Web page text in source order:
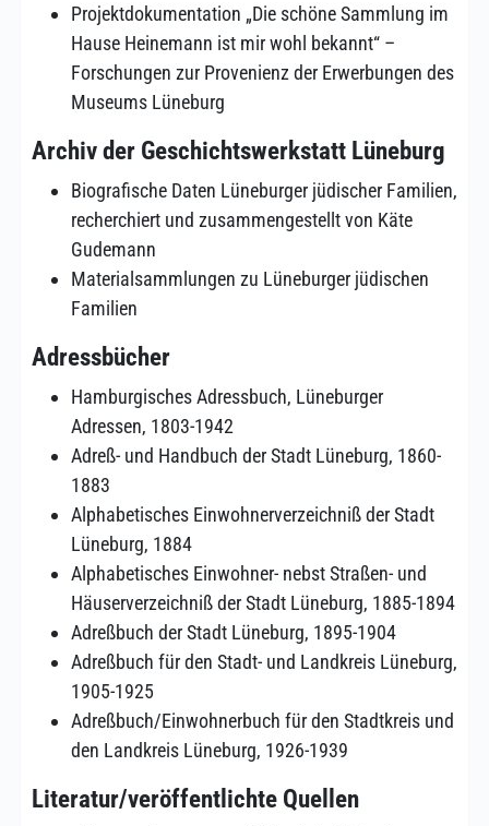
Projektdokumentation „Die schöne Sammlung im
Hause Heinemann ist mir wohl bekannt“ –
Forschungen zur Provenienz der Erwerbungen des
Museums Lüneburg
Archiv der Geschichtswerkstatt Lüneburg
Biografische Daten Lüneburger jüdischer Familien,
recherchiert und zusammengestellt von Käte
Gudemann
Materialsammlungen zu Lüneburger jüdischen
Familien
Adressbücher
Hamburgisches Adressbuch, Lüneburger
Adressen, 1803-1942
Adreß- und Handbuch der Stadt Lüneburg, 1860-
1883
Alphabetisches Einwohnerverzeichniß der Stadt
Lüneburg, 1884
Alphabetisches Einwohner- nebst Straßen- und
Häuserverzeichniß der Stadt Lüneburg, 1885-1894
Adreßbuch der Stadt Lüneburg, 1895-1904
Adreßbuch für den Stadt- und Landkreis Lüneburg,
1905-1925
Adreßbuch/Einwohnerbuch für den Stadtkreis und
den Landkreis Lüneburg, 1926-1939
Literatur/veröffentlichte Quellen